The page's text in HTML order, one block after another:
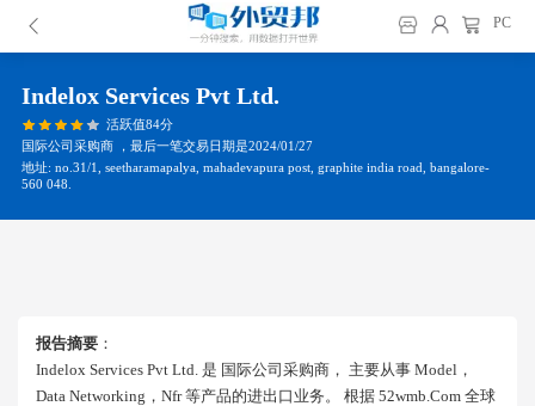
PC
Indelox Services Pvt Ltd.
活跃值84分
国际公司采购商 ，最后一笔交易日期是2024/01/27
地址: no.31/1, seetharamapalya, mahadevapura post, graphite india road, bangalore-
560 048.
报告摘要 ：
Indelox Services Pvt Ltd. 是 国际公司采购商， 主要从事 Model，
Data Networking，nfr 等产品的进出口业务。 根据 52wmb.com 全球